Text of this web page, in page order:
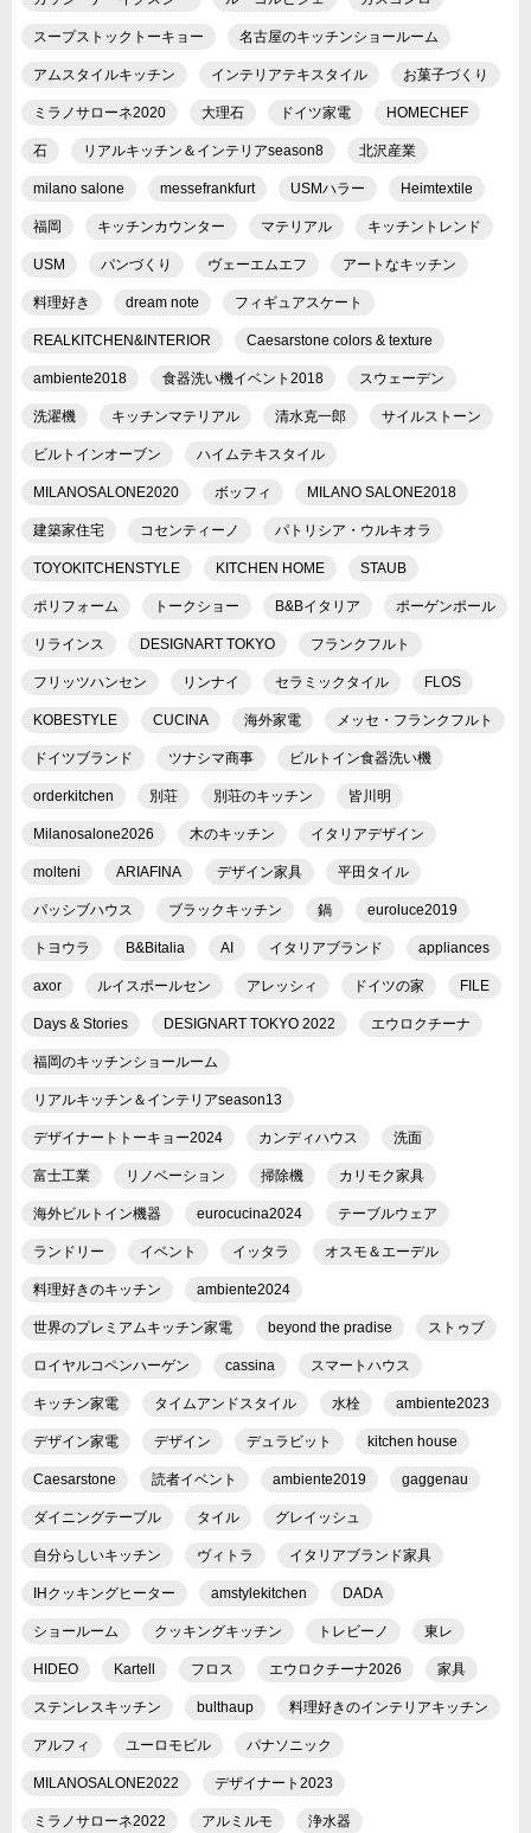
スープストックトーキョー 名古屋のキッチンショールーム
アムスタイルキッチン インテリアテキスタイル お菓子づくり
ミラノサローネ2020 大理石 ドイツ家電 HOMECHEF
石 リアルキッチン＆インテリアseason8 北沢産業
milano salone messefrankfurt USMハラー Heimtextile
福岡 キッチンカウンター マテリアル キッチントレンド
USM パンづくり ヴェーエムエフ アートなキッチン
料理好き dream note フィギュアスケート
REALKITCHEN&INTERIOR Caesarstone colors & texture
ambiente2018 食器洗い機イベント2018 スウェーデン
洗濯機 キッチンマテリアル 清水克一郎 サイルストーン
ビルトインオーブン ハイムテキスタイル
MILANOSALONE2020 ボッフィ MILANO SALONE2018
建築家住宅 コセンティーノ パトリシア・ウルキオラ
TOYOKITCHENSTYLE KITCHEN HOME STAUB
ポリフォーム トークショー B&Bイタリア ポーゲンポール
リラインス DESIGNART TOKYO フランクフルト
フリッツハンセン リンナイ セラミックタイル FLOS
KOBESTYLE CUCINA 海外家電 メッセ・フランクフルト
ドイツブランド ツナシマ商事 ビルトイン食器洗い機
orderkitchen 別荘 別荘のキッチン 皆川明
Milanosalone2026 木のキッチン イタリアデザイン
molteni ARIAFINA デザイン家具 平田タイル
パッシブハウス ブラックキッチン 鍋 euroluce2019
トヨウラ B&Bitalia AI イタリアブランド appliances
axor ルイスポールセン アレッシィ ドイツの家 FILE
Days & Stories DESIGNART TOKYO 2022 エウロクチーナ
福岡のキッチンショールーム
リアルキッチン＆インテリアseason13
デザイナートトーキョー2024 カンディハウス 洗面
富士工業 リノベーション 掃除機 カリモク家具
海外ビルトイン機器 eurocucina2024 テーブルウェア
ランドリー イベント イッタラ オスモ＆エーデル
料理好きのキッチン ambiente2024
世界のプレミアムキッチン家電 beyond the pradise ストゥブ
ロイヤルコペンハーゲン cassina スマートハウス
キッチン家電 タイムアンドスタイル 水栓 ambiente2023
デザイン家電 デザイン デュラビット kitchen house
Caesarstone 読者イベント ambiente2019 gaggenau
ダイニングテーブル タイル グレイッシュ
自分らしいキッチン ヴィトラ イタリアブランド家具
IHクッキングヒーター amstylekitchen DADA
ショールーム クッキングキッチン トレビーノ 東レ
HIDEO Kartell フロス エウロクチーナ2026 家具
ステンレスキッチン bulthaup 料理好きのインテリアキッチン
アルフィ ユーロモビル パナソニック
MILANOSALONE2022 デザイナート2023
ミラノサローネ2022 アルミルモ 浄水器